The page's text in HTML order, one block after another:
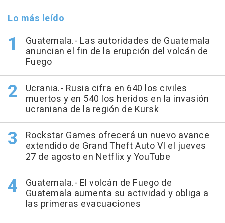
Lo más leído
Guatemala.- Las autoridades de Guatemala
anuncian el fin de la erupción del volcán de
Fuego
Ucrania.- Rusia cifra en 640 los civiles
muertos y en 540 los heridos en la invasión
ucraniana de la región de Kursk
Rockstar Games ofrecerá un nuevo avance
extendido de Grand Theft Auto VI el jueves
27 de agosto en Netflix y YouTube
Guatemala.- El volcán de Fuego de
Guatemala aumenta su actividad y obliga a
las primeras evacuaciones